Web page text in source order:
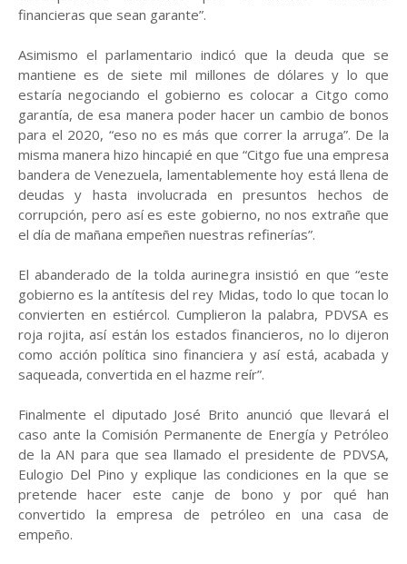
financieras que sean garante”.
Asimismo el parlamentario indicó que la deuda que se
mantiene es de siete mil millones de dólares y lo que
estaría negociando el gobierno es colocar a Citgo como
garantía, de esa manera poder hacer un cambio de bonos
para el 2020, “eso no es más que correr la arruga”. De la
misma manera hizo hincapié en que “Citgo fue una empresa
bandera de Venezuela, lamentablemente hoy está llena de
deudas y hasta involucrada en presuntos hechos de
corrupción, pero así es este gobierno, no nos extrañe que
el día de mañana empeñen nuestras refinerías”.
El abanderado de la tolda aurinegra insistió en que “este
gobierno es la antítesis del rey Midas, todo lo que tocan lo
convierten en estiércol. Cumplieron la palabra, PDVSA es
roja rojita, así están los estados financieros, no lo dijeron
como acción política sino financiera y así está, acabada y
saqueada, convertida en el hazme reír”.
Finalmente el diputado José Brito anunció que llevará el
caso ante la Comisión Permanente de Energía y Petróleo
de la AN para que sea llamado el presidente de PDVSA,
Eulogio Del Pino y explique las condiciones en la que se
pretende hacer este canje de bono y por qué han
convertido la empresa de petróleo en una casa de
empeño.